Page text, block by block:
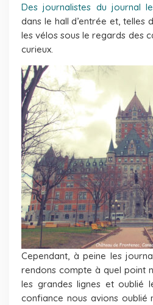
Des journalistes du journal
dans le hall d’entrée et, telles
les vélos sous le regards des
curieux.
Cependant, à peine les
rendons compte à quel point
les grandes lignes et oublié
confiance nous avions oublié